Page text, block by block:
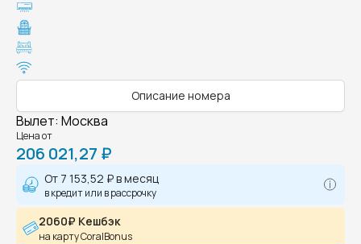
Описание номера
Вылет: Москва
Цена от
206 021,27 ₽
От 7 153,52 ₽в месяц
в кредит или в рассрочку
2060₽ Кешбэк
на карту CoralBonus